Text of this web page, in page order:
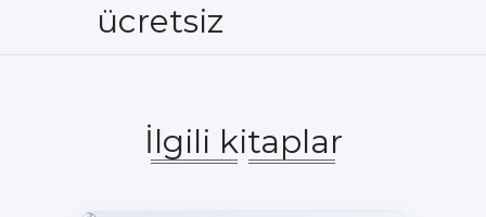
ücretsiz
İlgili kitaplar